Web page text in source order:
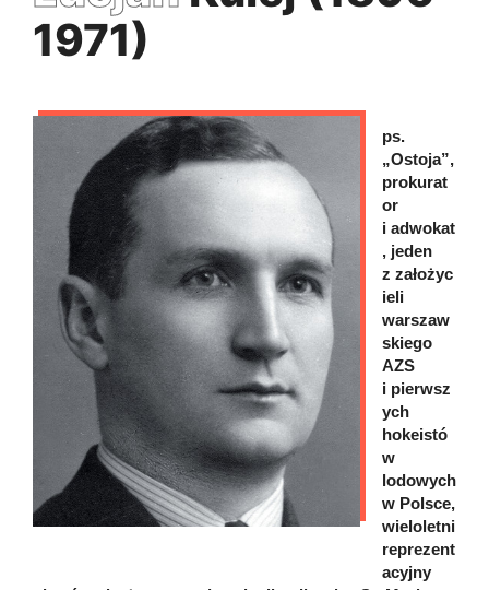
1971)
ps.
„Ostoja”,
prokurat
or
i adwokat
, jeden
z założyc
ieli
warszaw
skiego
AZS
i pierwsz
ych
hokeistó
w
lodowych
w Polsce,
wieloletni
reprezent
acyjny